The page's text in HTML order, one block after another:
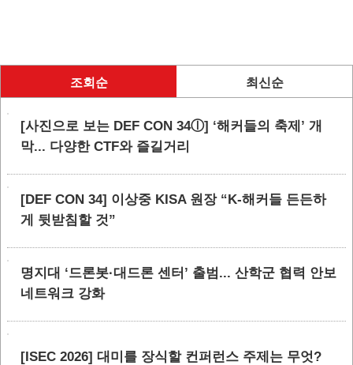
조회순 최신순
[사진으로 보는 DEF CON 34ⓛ] ‘해커들의 축제’ 개
막... 다양한 CTF와 즐길거리
[DEF CON 34] 이상중 KISA 원장 “K-해커들 든든하
게 뒷받침할 것”
명지대 ‘드론봇·대드론 센터’ 출범... 산학군 협력 안보
네트워크 강화
[ISEC 2026] 대미를 장식할 컨퍼런스 주제는 무엇?